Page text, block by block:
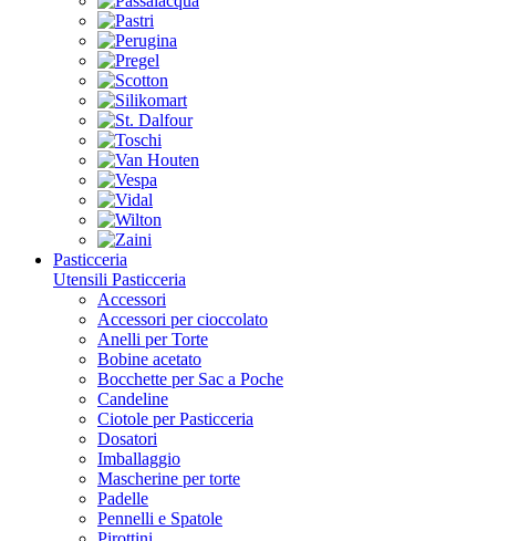
Pasticceria
Utensili Pasticceria
Accessori
Accessori per cioccolato
Anelli per Torte
Bobine acetato
Bocchette per Sac a Poche
Candeline
Ciotole per Pasticceria
Dosatori
Imballaggio
Mascherine per torte
Padelle
Pennelli e Spatole